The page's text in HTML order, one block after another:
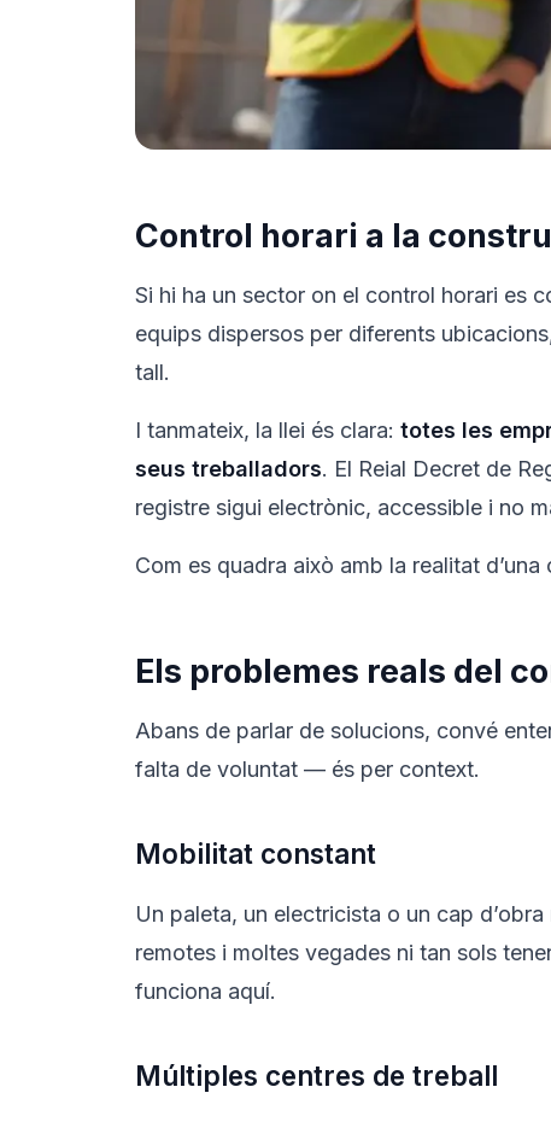
Control horari a la
Si hi ha un sector on el control horari es
equips dispersos per diferents
tall.
I tanmateix, la llei és clara: totes les
seus treballadors. El Reial Decret de
registre sigui electrònic, accessible i no
Com es quadra això amb la realitat
Els problemes reals del
Abans de parlar de solucions, convé
falta de voluntat — és per context.
Mobilitat constant
Un paleta, un electricista o un cap
remotes i moltes vegades ni tan sols
funciona aquí.
Múltiples centres de treball